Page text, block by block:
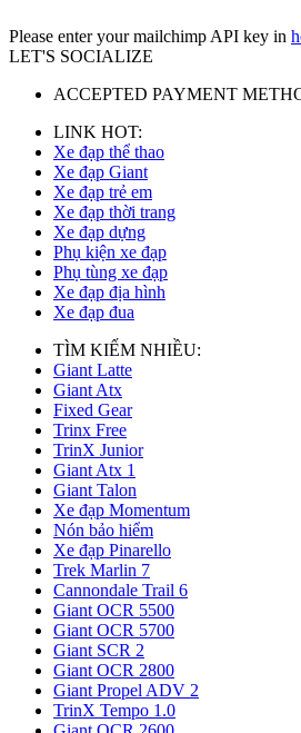
Please enter your mailchimp API key in
LET'S SOCIALIZE
ACCEPTED PAYMENT
LINK HOT:
Xe đạp thể thao
Xe đạp Giant
Xe đạp trẻ em
Xe đạp thời trang
Xe đạp dựng
Phụ kiện xe đạp
Phụ tùng xe đạp
Xe đạp địa hình
Xe đạp đua
TÌM KIẾM NHIỀU:
Giant Latte
Giant Atx
Fixed Gear
Trinx Free
TrinX Junior
Giant Atx 1
Giant Talon
Xe đạp Momentum
Nón bảo hiểm
Xe đạp Pinarello
Trek Marlin 7
Cannondale Trail 6
Giant OCR 5500
Giant OCR 5700
Giant SCR 2
Giant OCR 2800
Giant Propel ADV 2
TrinX Tempo 1.0